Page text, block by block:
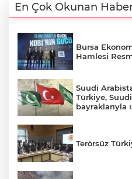
En Çok Okunan
Bursa
Hamlesi
Suudi
Türkiye,
bayraklarıyla
Terörsüz